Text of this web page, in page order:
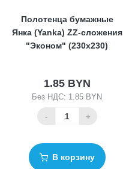
Полотенца бумажные
Янка (Yanka) ZZ-сложения
"Эконом" (230х230)
1.85 BYN
Без НДС: 1.85 BYN
- +
В корзину